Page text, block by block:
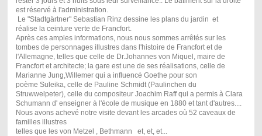
est réservé à l'administration.
Le "Stadtgärtner" Sebastian Rinz dessine les plans du jardin et
réalise la ceinture verte de Francfort.
Après ces amples informations, nous nous sommes arrêtés sur les
tombes de personnages illustres dans l'histoire de Francfort et de
l'Allemagne, telles que celle de Dr.Johannes von Miquel, maire de
Francfort et architecte; la gare est une de ses réalisations, celle de
Marianne Jung,Willemer qui a influencé Goethe pour son
poème Suleika, celle de Pauline Schmidt (Paulinchen du
Struwwelpeter), celle du compositeur Joachim Raff qui a permis à Clara
Schumann d' enseigner à l'école de musique en 1880 et tant d'autres....
Nous avons achevé notre visite devant les arcades où 52 caveaux de
familles illustres
telles que les von Metzel , Bethmann et, et, et...